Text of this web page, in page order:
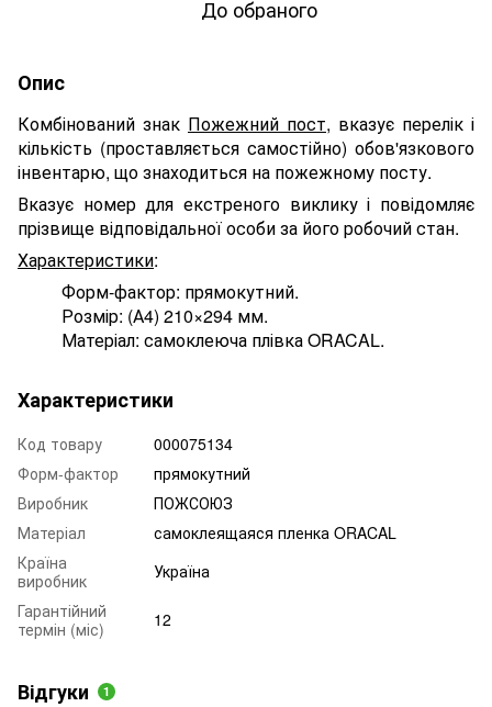
До обраного
Опис
Комбінований знак Пожежний пост, вказує перелік і
кількість (проставляється самостійно) обов'язкового
інвентарю, що знаходиться на пожежному посту.
Вказує номер для екстреного виклику і повідомляє
прізвище відповідальної особи за його робочий стан.
Характеристики:
Форм-фактор: прямокутний.
Розмір: (А4) 210×294 мм.
Матеріал: самоклеюча плівка ORACAL.
Характеристики
Код товару
000075134
Форм-фактор
прямокутний
Виробник
ПОЖСОЮЗ
Матеріал
самоклеящаяся пленка ORACAL
Країна
виробник
Україна
Гарантійний
термін (міс)
12
Відгуки 1